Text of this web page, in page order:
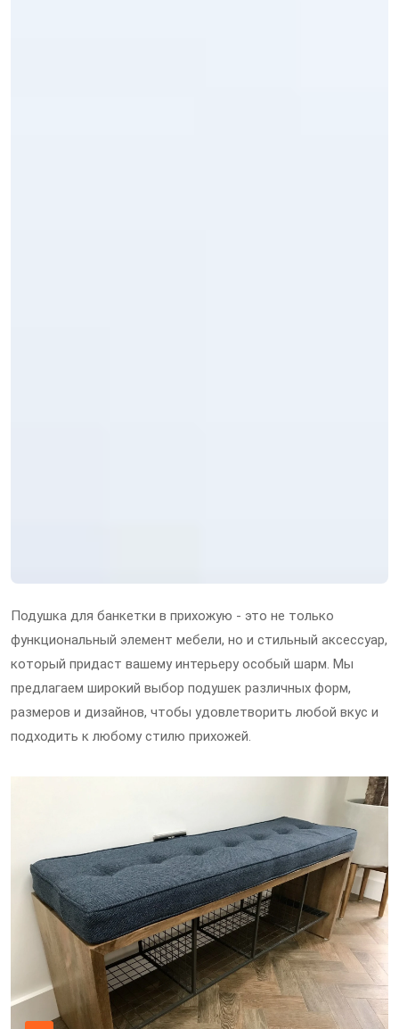
Подушка для банкетки в прихожую - это не только
функциональный элемент мебели, но и стильный аксессуар,
который придаст вашему интерьеру особый шарм. Мы
предлагаем широкий выбор подушек различных форм,
размеров и дизайнов, чтобы удовлетворить любой вкус и
подходить к любому стилю прихожей.